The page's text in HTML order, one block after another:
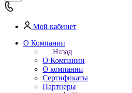
Мой кабинет
О Компании
Назад
О Компании
О компании
Сертификаты
Партнеры